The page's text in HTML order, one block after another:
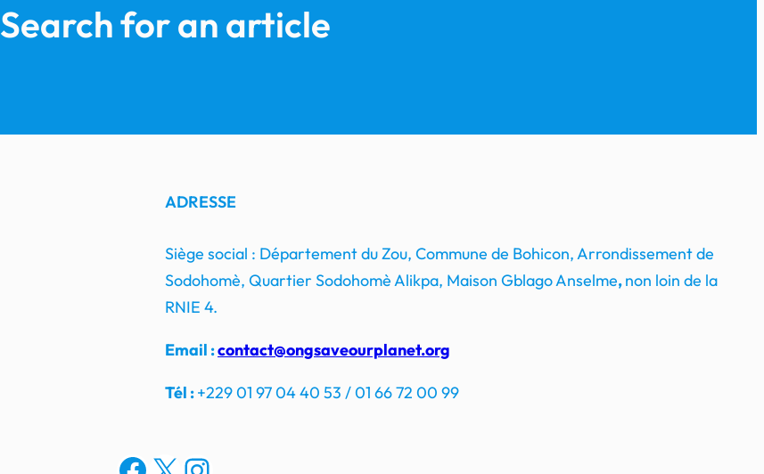
Search for an article
ADRESSE
Siège social : Département du Zou, Commune de Bohicon, Arrondissement de
Sodohomè, Quartier Sodohomè Alikpa, Maison Gblago Anselme,non loin de la
RNIE 4.
Email :contact@ongsaveourplanet.org
Tél :+229 01 97 04 40 53 / 01 66 72 00 99